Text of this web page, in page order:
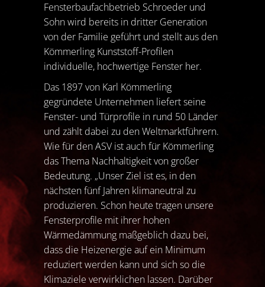
Fensterbaufachbetrieb Schroeder und
Sohn wird bereits in dritter Generation
von der Familie geführt und stellt aus den
Kömmerling Kunststoff-Profilen
individuelle, hochwertige Fenster her.
Das 1897 von Karl Kömmerling
gegründete Unternehmen liefert seine
Fenster- und Türprofile in rund 50 Länder
und zählt dabei zu den Weltmarktführern.
Wie für den ASV ist auch für Kömmerling
das Thema Nachhaltigkeit von großer
Bedeutung. „Unser Ziel ist es, in den
nächsten fünf Jahren klimaneutral zu
produzieren. Schon heute tragen unsere
Fensterprofile mit ihrer hohen
Wärmedämmung maßgeblich dazu bei,
dass die Heizenergie auf ein Minimum
reduziert werden kann und sich so die
Klimaziele verwirklichen lassen. Darüber